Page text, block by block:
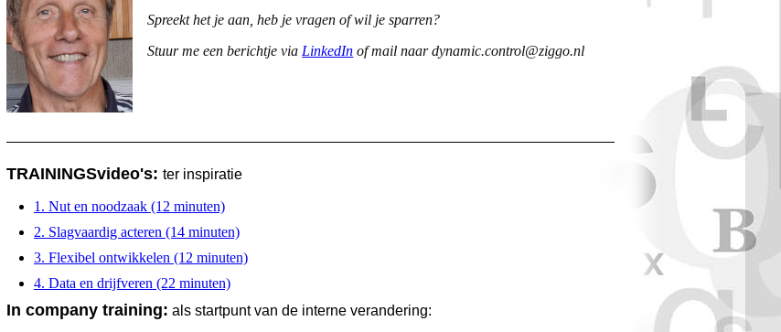
Spreekt het je aan, heb je vragen of wil je sparren?
Stuur me een berichtjevia LinkedIn of mail naar dynamic.control@ziggo.nl
TRAININGSvideo's: ter inspiratie
1. Nut en noodzaak (12 minuten)
2. Slagvaardig acteren (14 minuten)
3. Flexibel ontwikkelen (12 minuten)
4. Data en drijfveren (22 minuten)
In company training: als startpunt van de interne verandering: